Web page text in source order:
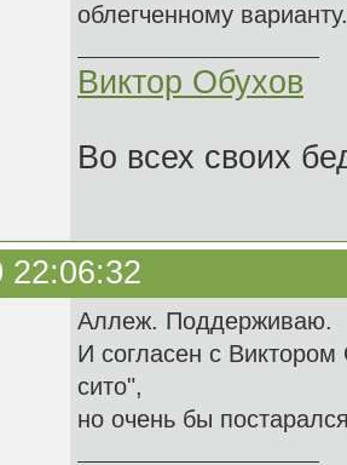
облегченному варианту.
Виктор Обухов
Во всех своих
22:06:32
Аллеж. Поддерживаю.
И согласен с
сито",
но очень бы